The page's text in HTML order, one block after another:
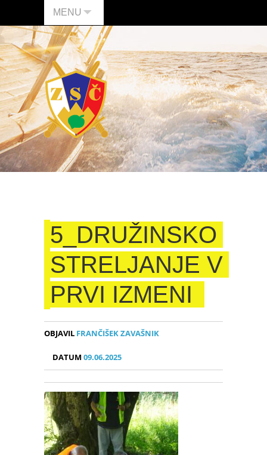
MENU
5_DRUŽINSKO
STRELJANJE V
PRVI IZMENI
OBJAVIL FRANČIŠEK ZAVAŠNIK
DATUM09.06.2025